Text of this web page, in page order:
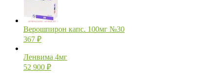
Верошпирон капс. 100мг №30
367 ₽
Ленвима 4мг
52 900 ₽